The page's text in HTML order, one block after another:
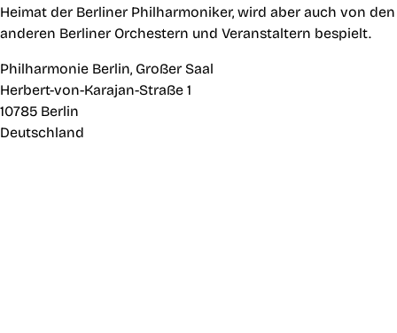
Heimat der Berliner Philharmoniker, wird aber auch von den
anderen Berliner Orchestern und Veranstaltern bespielt.
Philharmonie Berlin, Großer Saal
Herbert-von-Karajan-Straße 1
10785 Berlin
Deutschland